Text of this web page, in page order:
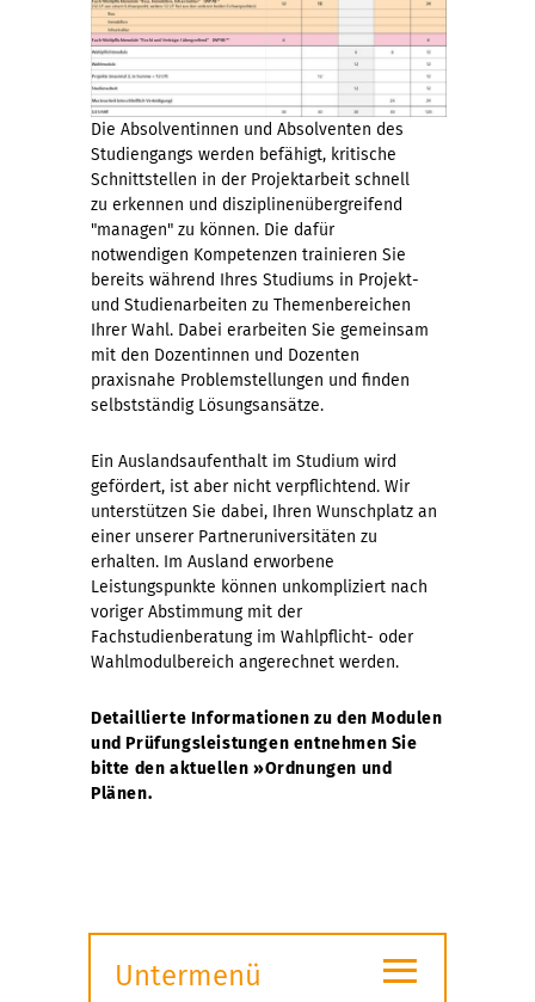
Die Absolventinnen und Absolventen des
Studiengangs werden befähigt, kritische
Schnittstellen in der Projektarbeit schnell
zu erkennen und disziplinenübergreifend
"managen" zu können. Die dafür
notwendigen Kompetenzen trainieren Sie
bereits während Ihres Studiums in Projekt-
und Studienarbeiten zu Themenbereichen
Ihrer Wahl. Dabei erarbeiten Sie gemeinsam
mit den Dozentinnen und Dozenten
praxisnahe Problemstellungen und finden
selbstständig Lösungsansätze.
Ein Auslandsaufenthalt im Studium wird
gefördert, ist aber nicht verpflichtend. Wir
unterstützen Sie dabei, Ihren Wunschplatz an
einer unserer Partneruniversitäten zu
erhalten. Im Ausland erworbene
Leistungspunkte können unkompliziert nach
voriger Abstimmung mit der
Fachstudienberatung im Wahlpflicht- oder
Wahlmodulbereich angerechnet werden.
Detaillierte Informationen zu den Modulen
und Prüfungsleistungen entnehmen Sie
bitte den aktuellen »Ordnungen und
Plänen.
Untermenü
≡